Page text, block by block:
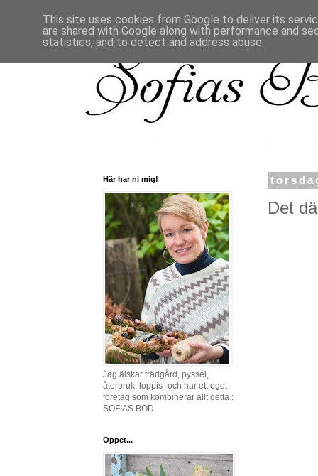
Det
Här har ni mig!
Jag älskar trädgård, pyssel,
återbruk, loppis- och har ett eget
företag som kombinerar allt detta :
SOFIAS BOD
Öppet...
This site uses cookies from Google to deliver its
are shared with Google along with performance and
statistics, and to detect and address abuse.